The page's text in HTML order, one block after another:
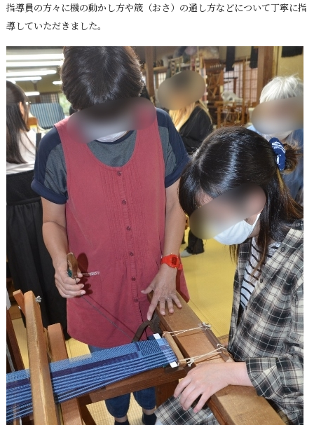
指導員の方々に機の動かし方や筬（おさ）の通し方などについて丁寧に指
導していただきました。